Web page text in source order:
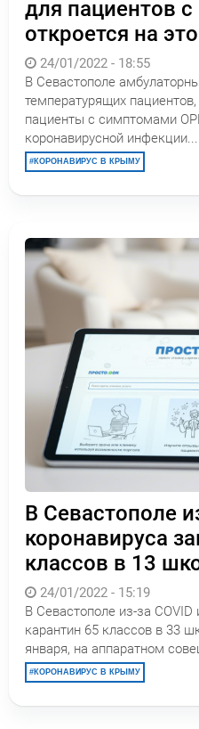
для пациентов
откроется на
24/01/2022 - 18:55
В Севастополе
температурящих
пациенты с симптомами
коронавирусной инфекции...
КОРОНАВИРУС В КРЫМУ
В Севастополе
коронавируса
классов в 13
24/01/2022 - 15:19
В Севастополе из-за
карантин 65 классов в 33
января, на аппаратном
КОРОНАВИРУС В КРЫМУ